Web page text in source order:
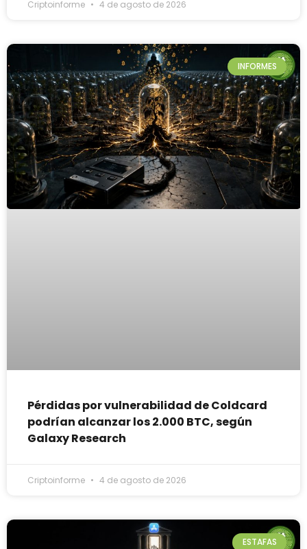
Criptoinforme 4 de agosto de 2026
INFORMES
Pérdidas por vulnerabilidad de Coldcard
podrían alcanzar los 2.000 BTC, según
Galaxy Research
Criptoinforme 4 de agosto de 2026
ESTAFAS